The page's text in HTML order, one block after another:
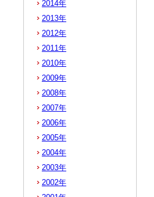
2014年
2013年
2012年
2011年
2010年
2009年
2008年
2007年
2006年
2005年
2004年
2003年
2002年